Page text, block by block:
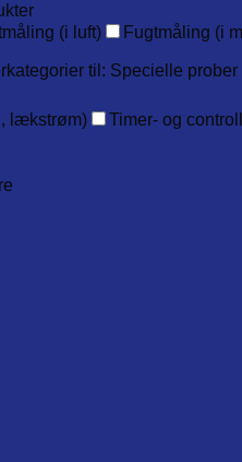
(i luft) Fugtmåling (i
lækstrøm)
Timer- og
til: Specielle prober